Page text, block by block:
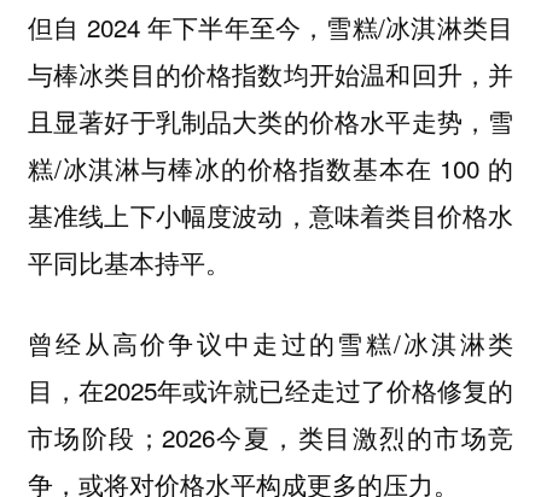
但自 2024 年下半年至今，雪糕/冰淇淋类目
与棒冰类目的价格指数均开始温和回升，并
且显著好于乳制品大类的价格水平走势，雪
糕/冰淇淋与棒冰的价格指数基本在 100 的
基准线上下小幅度波动，意味着类目价格水
平同比基本持平。
曾经从高价争议中走过的雪糕/冰淇淋类
目，在2025年或许就已经走过了价格修复的
市场阶段；2026今夏，类目激烈的市场竞
争，或将对价格水平构成更多的压力。